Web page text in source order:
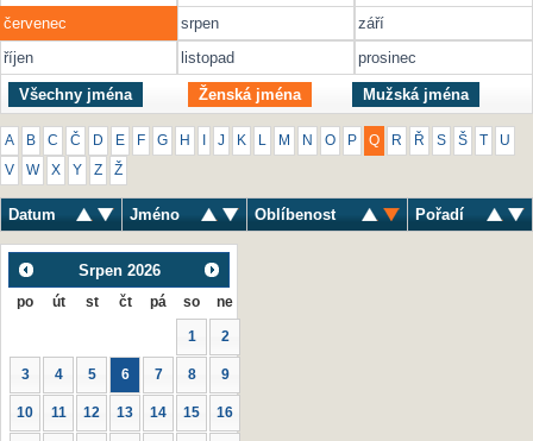
červenec
srpen
září
říjen
listopad prosinec
Všechny jména Ženská jména Mužská jména
A B C Č D E F G H J K M N O P Q R Ř S Š U
V W X Y Z Ž
Datum Jméno Oblíbenost Pořadí
Srpen 2026
po út st čt pá so ne
1 2
3 4 5 6 7 8 9
10 11 12 13 14 15 16